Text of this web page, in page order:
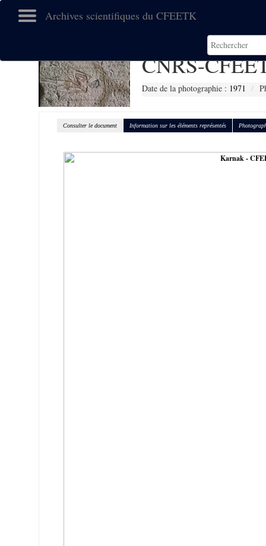
Archives scientifiques du CFEETK
CNRS-
Date de la photographie : 1971
Consulter le document Information sur les éléments représentés